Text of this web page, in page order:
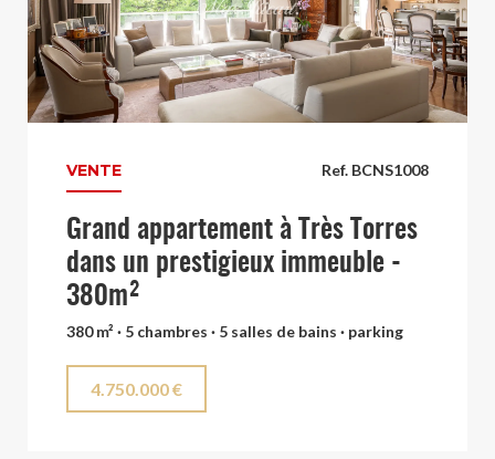
Ref. BCNS1008
VENTE
Grand appartement à Très Torres
dans un prestigieux immeuble -
380m²
380 m² · 5 chambres · 5 salles de bains · parking
4.750.000 €